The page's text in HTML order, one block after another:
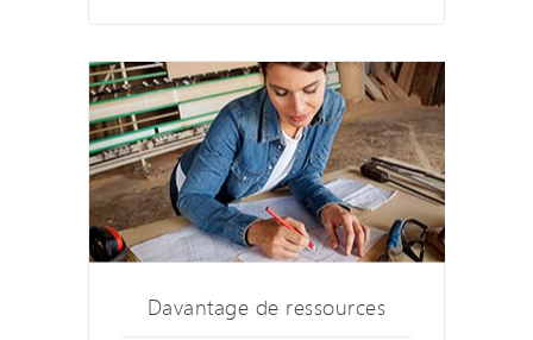
Davantage de ressources